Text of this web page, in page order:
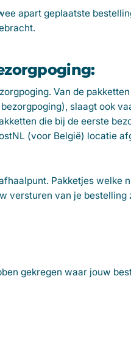
apart geplaatste
Van de
slaagt ook
die bij de eerste
(voor België) locatie
Pakketjes welke
versturen van je
gekregen waar jouw